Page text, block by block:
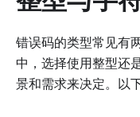
错误码的类型常见有
中，选择使用整型还
景和需求来决定。以